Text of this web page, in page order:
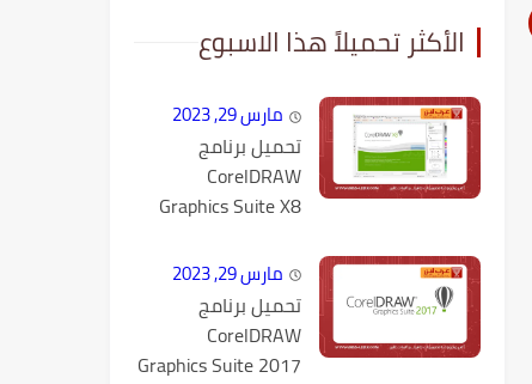
الأكثر تحميلاً هذا الاسبوع
مارس 29, 2023
تحميل برنامج
CorelDRAW
Graphics Suite X8
مارس 29, 2023
تحميل برنامج
CorelDRAW
Graphics Suite 2017